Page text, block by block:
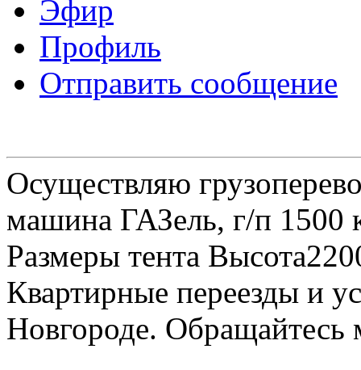
Эфир
Профиль
Отправить сообщение
Осуществляю
машина ГАЗель, г/п 1500
Размеры тента
Квартирные переезды и
Новгороде.